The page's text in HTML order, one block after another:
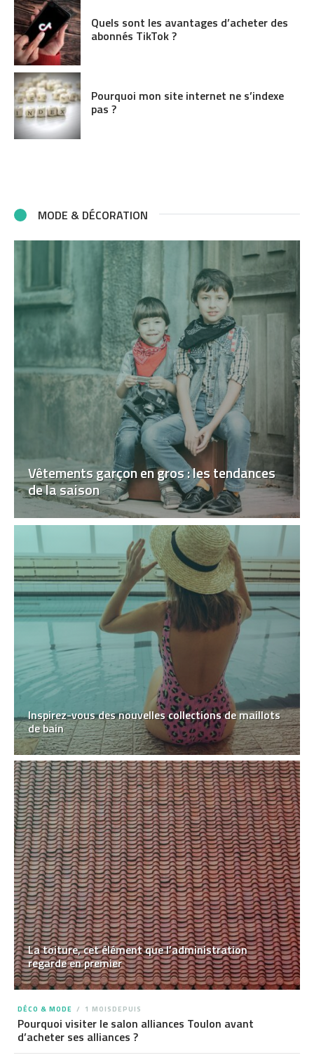
Quels sont les avantages d’acheter des
abonnés TikTok ?
Pourquoi mon site internet ne s’indexe
pas ?
MODE & DÉCORATION
Vêtements garçon en gros : les tendances
de la saison
Inspirez-vous des nouvelles collections de maillots
de bain
La toiture, cet élément que l’administration
regarde en premier
DÉCO & MODE 1 MOISDEPUIS
Pourquoi visiter le salon alliances Toulon avant
d’acheter ses alliances ?